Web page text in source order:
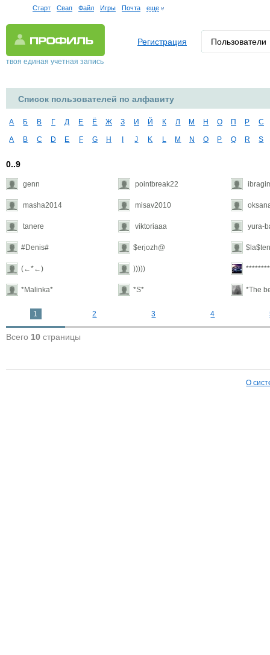
Старт Свап Файл Игры Почта еще
твоя единая учетная запись
Регистрация Пользователи
Список пользователей по алфавиту
А Б В Г Д Е Ё Ж З И Й К Л М Н О П Р С
A B C D E F G H J K L M N O P Q R S
0..9
genn pointbreak22
masha2014 misav2010
tanere viktoriaaa yura-
#Denis# $erjozh@
(←*←) )))))
*Malinka* *S* *The
1 2 3 4
Всего 10 страницы
О